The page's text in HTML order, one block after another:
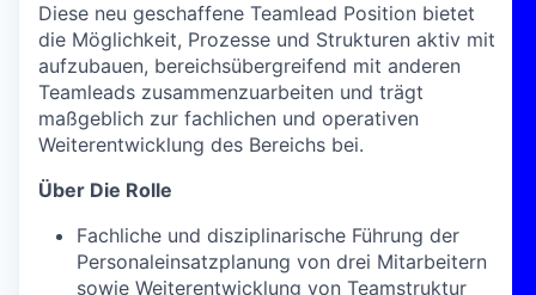
Diese neu geschaffene Teamlead Position bietet
die Möglichkeit, Prozesse und Strukturen aktiv mit
aufzubauen, bereichsübergreifend mit anderen
Teamleads zusammenzuarbeiten und trägt
maßgeblich zur fachlichen und operativen
Weiterentwicklung des Bereichs bei.
Über Die Rolle
Fachliche und disziplinarische Führung der
Personaleinsatzplanung von drei Mitarbeitern
sowie Weiterentwicklung von Teamstruktur